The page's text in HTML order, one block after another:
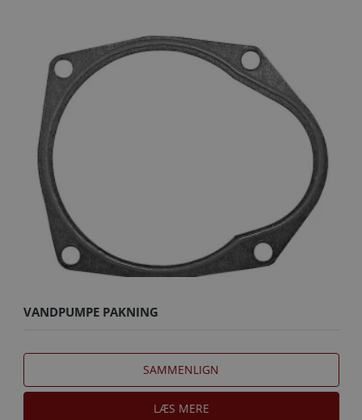
VANDPUMPE PAKNING
SAMMENLIGN
LÆS MERE